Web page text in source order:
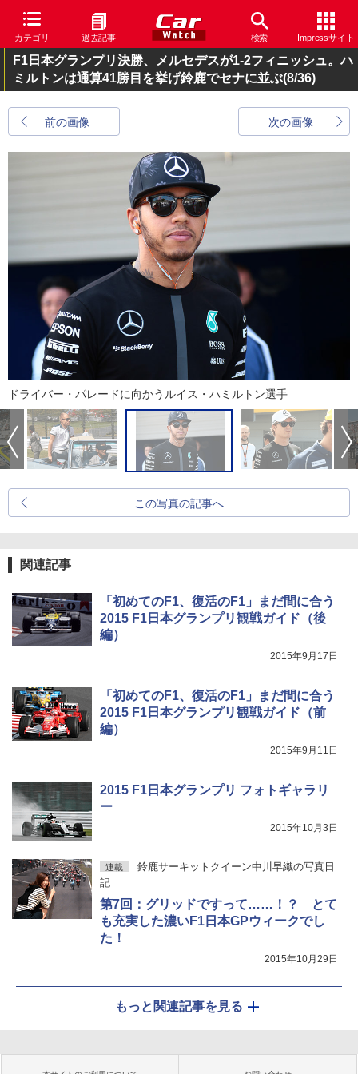
カテゴリ 過去記事 検索 Impressサイト
F1日本グランプリ決勝、メルセデスが1-2フィニッシュ。ハ
ミルトンは通算41勝目を挙げ鈴鹿でセナに並ぶ(8/36)
前の画像 次の画像
ドライバー・パレードに向かうルイス・ハミルトン選手
この写真の記事へ
関連記事
「初めてのF1、復活のF1」まだ間に合う
2015 F1日本グランプリ観戦ガイド（後
編）
2015年9月17日
「初めてのF1、復活のF1」まだ間に合う
2015 F1日本グランプリ観戦ガイド（前
編）
2015年9月11日
2015 F1日本グランプリ フォトギャラリ
ー
2015年10月3日
連載
鈴鹿サーキットクイーン中川早織の写真日
記
第7回：グリッドですって……！？ とて
も充実した濃いF1日本GPウィークでし
た！
2015年10月29日
もっと関連記事を見る